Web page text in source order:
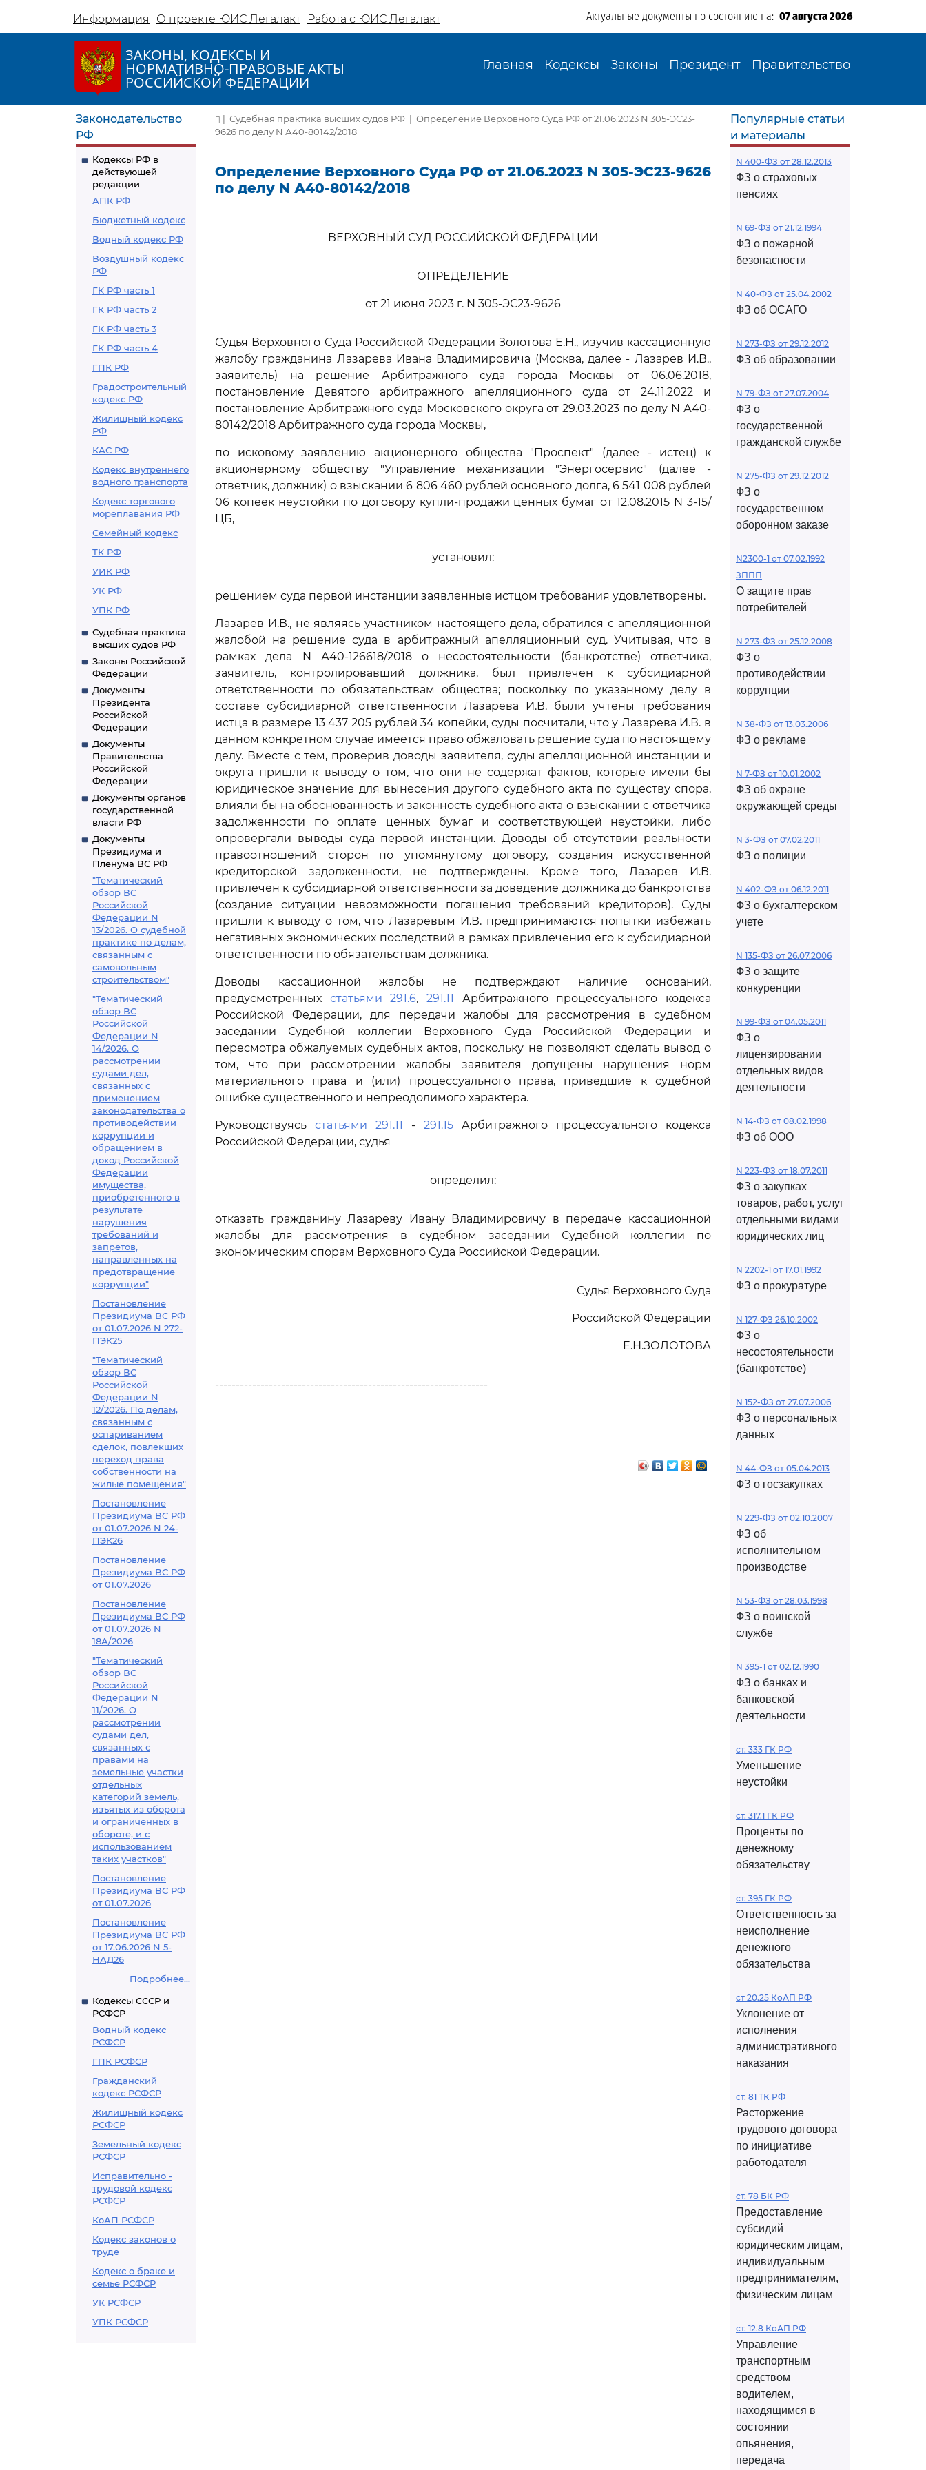
Информация О проекте ЮИС Легалакт Работа с ЮИС Легалакт Актуальные документы по состоянию на: 07 августа 2026
ЗАКОНЫ, КОДЕКСЫ И
НОРМАТИВНО-ПРАВОВЫЕ АКТЫ
РОССИЙСКОЙ ФЕДЕРАЦИИ
Главная Кодексы Законы Президент Правительство
Законодательство
РФ
Кодексы РФ в
действующей
редакции
АПК РФ
Бюджетный кодекс
Водный кодекс РФ
Воздушный кодекс
РФ
ГК РФ часть 1
ГК РФ часть 2
ГК РФ часть 3
ГК РФ часть 4
ГПК РФ
Градостроительный
кодекс РФ
Жилищный кодекс
РФ
КАС РФ
Кодекс внутреннего
водного транспорта
Кодекс торгового
мореплавания РФ
Семейный кодекс
ТК РФ
УИК РФ
УК РФ
УПК РФ
Судебная практика
высших судов РФ
Законы Российской
Федерации
Документы
Президента
Российской
Федерации
Документы
Правительства
Российской
Федерации
Документы органов
государственной
власти РФ
Документы
Президиума и
Пленума ВС РФ
"Тематический
обзор ВС
Российской
Федерации N
13/2026. О судебной
практике по делам,
связанным с
самовольным
строительством"
"Тематический
обзор ВС
Российской
Федерации N
14/2026. О
рассмотрении
судами дел,
связанных с
применением
законодательства о
противодействии
коррупции и
обращением в
доход Российской
Федерации
имущества,
приобретенного в
результате
нарушения
требований и
запретов,
направленных на
предотвращение
коррупции"
Постановление
Президиума ВС РФ
от 01.07.2026 N 272-
ПЭК25
"Тематический
обзор ВС
Российской
Федерации N
12/2026. По делам,
связанным с
оспариванием
сделок, повлекших
переход права
собственности на
жилые помещения"
Постановление
Президиума ВС РФ
от 01.07.2026 N 24-
ПЭК26
Постановление
Президиума ВС РФ
от 01.07.2026
Постановление
Президиума ВС РФ
от 01.07.2026 N
18А/2026
"Тематический
обзор ВС
Российской
Федерации N
11/2026. О
рассмотрении
судами дел,
связанных с
правами на
земельные участки
отдельных
категорий земель,
изъятых из оборота
и ограниченных в
обороте, и с
использованием
таких участков"
Постановление
Президиума ВС РФ
от 01.07.2026
Постановление
Президиума ВС РФ
от 17.06.2026 N 5-
НАД26
Подробнее...
Кодексы СССР и
РСФСР
Водный кодекс
РСФСР
ГПК РСФСР
Гражданский
кодекс РСФСР
Жилищный кодекс
РСФСР
Земельный кодекс
РСФСР
Исправительно -
трудовой кодекс
РСФСР
КоАП РСФСР
Кодекс законов о
труде
Кодекс о браке и
семье РСФСР
УК РСФСР
УПК РСФСР
| Судебная практика высших судов РФ | Определение Верховного Суда РФ от 21.06.2023 N 305-ЭС23-
9626 по делу N А40-80142/2018
Определение Верховного Суда РФ от 21.06.2023 N 305-ЭС23-9626
по делу N А40-80142/2018
ВЕРХОВНЫЙ СУД РОССИЙСКОЙ ФЕДЕРАЦИИ
ОПРЕДЕЛЕНИЕ
от 21 июня 2023 г. N 305-ЭС23-9626
Судья Верховного Суда Российской Федерации Золотова Е.Н., изучив кассационную
жалобу гражданина Лазарева Ивана Владимировича (Москва, далее - Лазарев И.В.,
заявитель) на решение Арбитражного суда города Москвы от 06.06.2018,
постановление Девятого арбитражного апелляционного суда от 24.11.2022 и
постановление Арбитражного суда Московского округа от 29.03.2023 по делу N А40-
80142/2018 Арбитражного суда города Москвы,
по исковому заявлению акционерного общества "Проспект" (далее - истец) к
акционерному обществу "Управление механизации "Энергосервис" (далее -
ответчик, должник) о взыскании 6 806 460 рублей основного долга, 6 541 008 рублей
06 копеек неустойки по договору купли-продажи ценных бумаг от 12.08.2015 N 3-15/
ЦБ,
установил:
решением суда первой инстанции заявленные истцом требования удовлетворены.
Лазарев И.В., не являясь участником настоящего дела, обратился с апелляционной
жалобой на решение суда в арбитражный апелляционный суд. Учитывая, что в
рамках дела N А40-126618/2018 о несостоятельности (банкротстве) ответчика,
заявитель, контролировавший должника, был привлечен к субсидиарной
ответственности по обязательствам общества; поскольку по указанному делу в
составе субсидиарной ответственности Лазарева И.В. были учтены требования
истца в размере 13 437 205 рублей 34 копейки, суды посчитали, что у Лазарева И.В. в
данном конкретном случае имеется право обжаловать решение суда по настоящему
делу. Вместе с тем, проверив доводы заявителя, суды апелляционной инстанции и
округа пришли к выводу о том, что они не содержат фактов, которые имели бы
юридическое значение для вынесения другого судебного акта по существу спора,
влияли бы на обоснованность и законность судебного акта о взыскании с ответчика
задолженности по оплате ценных бумаг и соответствующей неустойки, либо
опровергали выводы суда первой инстанции. Доводы об отсутствии реальности
правоотношений сторон по упомянутому договору, создания искусственной
кредиторской задолженности, не подтверждены. Кроме того, Лазарев И.В.
привлечен к субсидиарной ответственности за доведение должника до банкротства
(создание ситуации невозможности погашения требований кредиторов). Суды
пришли к выводу о том, что Лазаревым И.В. предпринимаются попытки избежать
негативных экономических последствий в рамках привлечения его к субсидиарной
ответственности по обязательствам должника.
Доводы кассационной жалобы не подтверждают наличие оснований,
предусмотренных статьями 291.6,291.11
Арбитражного процессуального кодекса
Российской Федерации, для передачи жалобы для рассмотрения в судебном
заседании Судебной коллегии Верховного Суда Российской Федерации и
пересмотра обжалуемых судебных актов, поскольку не позволяют сделать вывод о
том, что при рассмотрении жалобы заявителя допущены нарушения норм
материального права и (или) процессуального права, приведшие к судебной
ошибке существенного и непреодолимого характера.
Руководствуясь статьями 291.11 - 291.15 Арбитражного процессуального кодекса
Российской Федерации, судья
определил:
отказать гражданину Лазареву Ивану Владимировичу в передаче кассационной
жалобы для рассмотрения в судебном заседании Судебной коллегии по
экономическим спорам Верховного Суда Российской Федерации.
Судья Верховного Суда
Российской Федерации
Е.Н.ЗОЛОТОВА
------------------------------------------------------------------
Популярные статьи
и материалы
N 400-ФЗ от 28.12.2013
ФЗ о страховых
пенсиях
N 69-ФЗ от 21.12.1994
ФЗ о пожарной
безопасности
N 40-ФЗ от 25.04.2002
ФЗ об ОСАГО
N 273-ФЗ от 29.12.2012
ФЗ об образовании
N 79-ФЗ от 27.07.2004
ФЗ о
государственной
гражданской службе
N 275-ФЗ от 29.12.2012
ФЗ о
государственном
оборонном заказе
N2300-1 от 07.02.1992
ЗППП
О защите прав
потребителей
N 273-ФЗ от 25.12.2008
ФЗ о
противодействии
коррупции
N 38-ФЗ от 13.03.2006
ФЗ о рекламе
N 7-ФЗ от 10.01.2002
ФЗ об охране
окружающей среды
N 3-ФЗ от 07.02.2011
ФЗ о полиции
N 402-ФЗ от 06.12.2011
ФЗ о бухгалтерском
учете
N 135-ФЗ от 26.07.2006
ФЗ о защите
конкуренции
N 99-ФЗ от 04.05.2011
ФЗ о
лицензировании
отдельных видов
деятельности
N 14-ФЗ от 08.02.1998
ФЗ об ООО
N 223-ФЗ от 18.07.2011
ФЗ о закупках
товаров, работ, услуг
отдельными видами
юридических лиц
N 2202-1 от 17.01.1992
ФЗ о прокуратуре
N 127-ФЗ 26.10.2002
ФЗ о
несостоятельности
(банкротстве)
N 152-ФЗ от 27.07.2006
ФЗ о персональных
данных
N 44-ФЗ от 05.04.2013
ФЗ о госзакупках
N 229-ФЗ от 02.10.2007
ФЗ об
исполнительном
производстве
N 53-ФЗ от 28.03.1998
ФЗ о воинской
службе
N 395-1 от 02.12.1990
ФЗ о банках и
банковской
деятельности
ст. 333 ГК РФ
Уменьшение
неустойки
ст. 317.1 ГК РФ
Проценты по
денежному
обязательству
ст. 395 ГК РФ
Ответственность за
неисполнение
денежного
обязательства
ст 20.25 КоАП РФ
Уклонение от
исполнения
административного
наказания
ст. 81 ТК РФ
Расторжение
трудового договора
по инициативе
работодателя
ст. 78 БК РФ
Предоставление
субсидий
юридическим лицам,
индивидуальным
предпринимателям,
физическим лицам
ст. 12.8 КоАП РФ
Управление
транспортным
средством
водителем,
находящимся в
состоянии
опьянения,
передача